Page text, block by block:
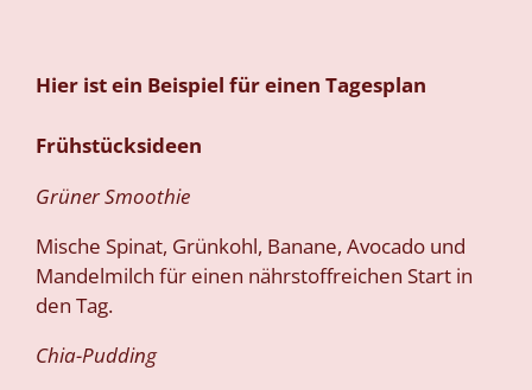
Hier ist ein Beispiel für einen Tagesplan
Frühstücksideen
Grüner Smoothie
Mische Spinat, Grünkohl, Banane, Avocado und
Mandelmilch für einen nährstoffreichen Start in
den Tag.
Chia-Pudding